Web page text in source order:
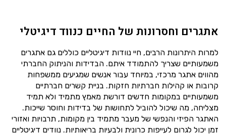
אתגרים וחסרונות של החיים כנווד דיגיטלי
למרות היתרונות הרבים, חיי נוודות דיגיטליים כוללים גם אתגרים
משמעותיים שצריך להתמודד איתם. הבדידות והניתוק החברתי
מהווים אתגר מרכזי, במיוחד עבור אנשים שמגיעים ממשפחות
קרובות או קהילות חברתיות חזקות. בניית קשרים חברתיים
משמעותיים במקומות חדשים דורשת מאמץ מתמיד ולא תמיד
מצליחה, מה שיכול להוביל לתחושות של בדידות וחוסר שייכות.
האתגר הפיזי והנפשי של מעבר מתמיד בין מקומות, תרבויות ואזורי
זמן יכול לגרום לעייפות כרונית ולבעיות בריאותיות. נוודים דיגיטליים